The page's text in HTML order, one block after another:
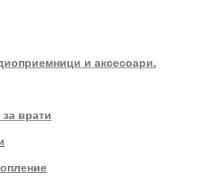
и аксесоари.
врати